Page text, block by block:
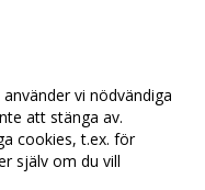
vi nödvändiga
att stänga av.
cookies, t.ex. för
själv om du vill